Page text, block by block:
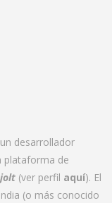
desarrollador
plataforma de
(ver perfil aquí). El
(o más conocido